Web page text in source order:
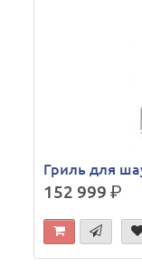
Гриль для
152 999р.